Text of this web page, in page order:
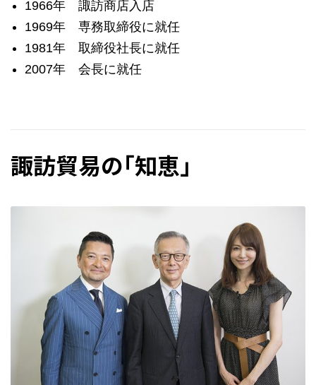
1966年 諏訪商店入店
1969年 専務取締役に就任
1981年 取締役社長に就任
2007年 会長に就任
諏訪貿易の「知恵」